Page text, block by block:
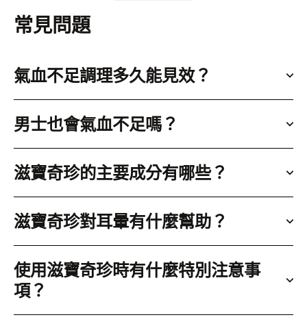
常見問題
氣血不足調理多久能見效？
男士也會氣血不足嗎？
滋寶奇珍的主要成分有哪些？
滋寶奇珍對耳暈有什麼幫助？
使用滋寶奇珍時有什麼特別注意事
項？